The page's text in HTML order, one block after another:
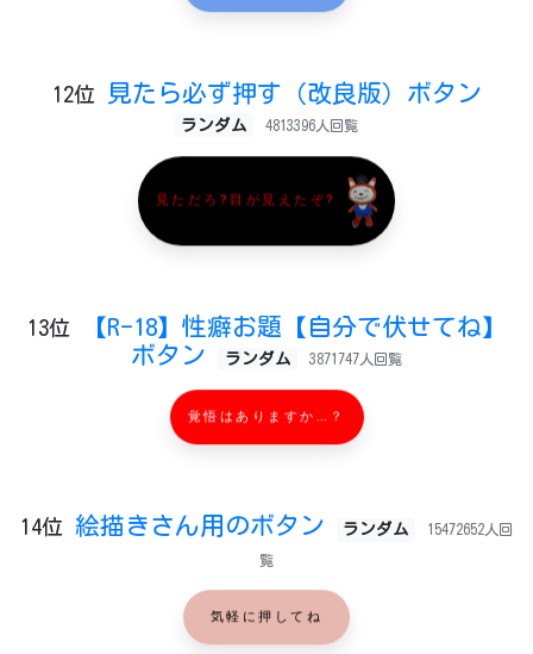
12位 見たら必ず押す（改良版）ボタン
ランダム 4813396人回覧
見ただろ?目が見えたぞ?
13位
【R-18】性癖お題【自分で伏せてね】
ボタン
ランダム 3871747人回覧
覚悟はありますか…？
14位 絵描きさん用のボタン ランダム 15472652人回
覧
気軽に押してね